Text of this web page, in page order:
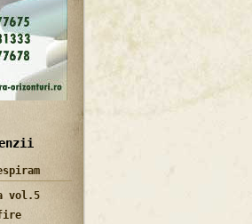
vol.5